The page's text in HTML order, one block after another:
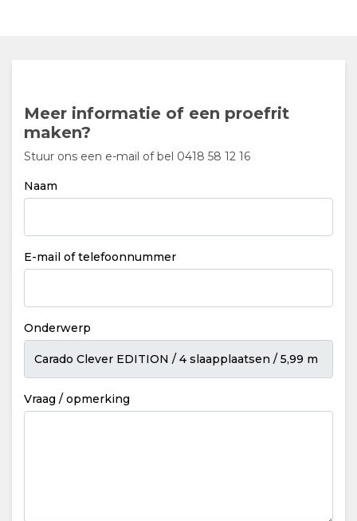
Meer informatie of een proefrit
maken?
Stuur ons een e-mail of bel 0418 58 12 16
Naam
E-mail of telefoonnummer
Onderwerp
Vraag / opmerking